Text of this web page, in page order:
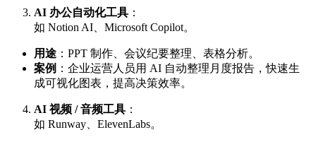
AI 办公自动化工具 ：
如 Notion AI、Microsoft Copilot。
用途 ：PPT 制作、会议纪要整理、表格分析。
案例 ：企业运营人员用 AI 自动整理月度报告，快速生
成可视化图表，提高决策效率。
AI 视频 / 音频工具 ：
如 Runway、ElevenLabs。